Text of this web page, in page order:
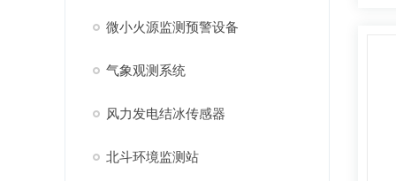
微小火源监测预警设备
气象观测系统
风力发电结冰传感器
北斗环境监测站